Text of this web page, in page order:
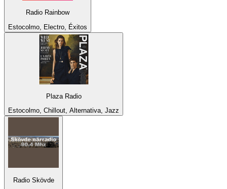
Radio Rainbow
Estocolmo, Electro, Éxitos
Plaza Radio
Estocolmo, Chillout, Alternativa, Jazz
Radio Skövde